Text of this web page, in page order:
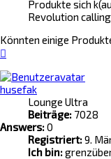
Produkte sich
Revolution
Könnten einige
husefak
Lounge Ultra
Beiträge: 7028
Answers:0
Registriert:9.
Ich bin: